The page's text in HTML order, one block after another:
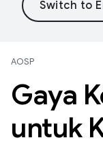
AOSP
Gaya
untuk